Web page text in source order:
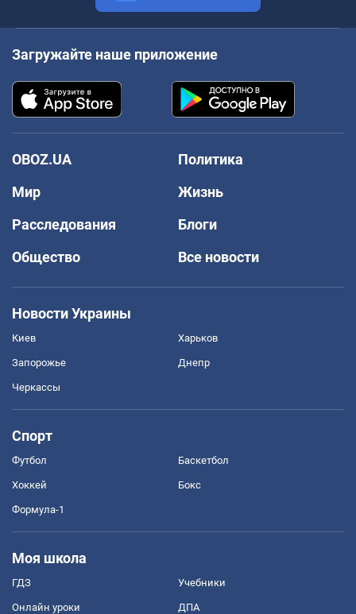
Загружайте наше приложение
OBOZ.UA
Политика
Мир
Жизнь
Расследования
Блоги
Общество
Все новости
Новости Украины
Киев Харьков
Запорожье Днепр
Черкассы
Спорт
Футбол Баскетбол
Хоккей Бокс
Формула-1
Моя школа
ГДЗ Учебники
Онлайн уроки ДПА